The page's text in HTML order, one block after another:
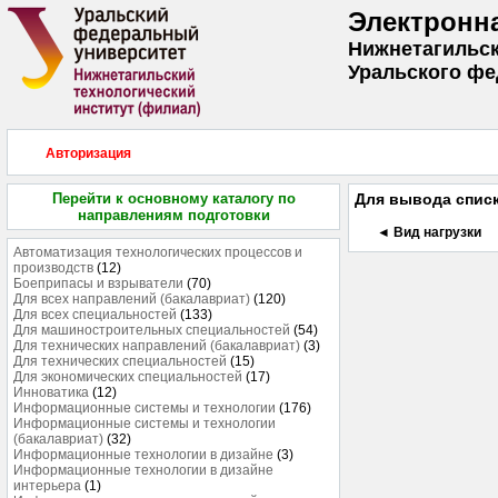
Уральского
Авторизация
Перейти к основному каталогу по
направлениям подготовки
Автоматизация технологических процессов и
производств (12)
Боеприпасы и взрыватели (70)
Для всех направлений (бакалавриат) (120)
Для всех специальностей (133)
Для машиностроительных специальностей (54)
Для технических направлений (бакалавриат) (3)
Для технических специальностей (15)
Для экономических специальностей (17)
Инноватика (12)
Информационные системы и технологии (176)
Информационные системы и технологии
(бакалавриат) (32)
Информационные технологии в дизайне (3)
Информационные технологии в дизайне
интерьера (1)
Для вывода
◄ Вид нагрузки